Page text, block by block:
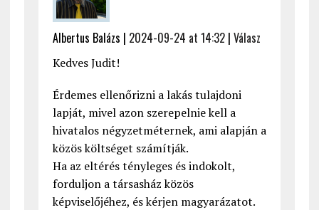
Albertus Balázs | 2024-09-24 at 14:32| Válasz
Kedves Judit!
Érdemes ellenőrizni a lakás tulajdoni
lapját, mivel azon szerepelnie kell a
hivatalos négyzetméternek, ami alapján a
közös költséget számítják.
Ha az eltérés tényleges és indokolt,
forduljon a társasház közös
képviselőjéhez, és kérjen magyarázatot.